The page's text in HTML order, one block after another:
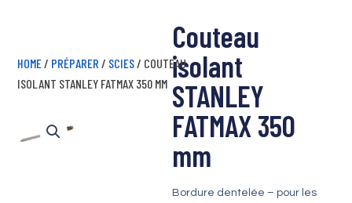
Couteau
isolant
STANLEY
FATMAX 350
mm
Bordure dentelée – pour les
HOME / PRÉPARER / SCIES / COUTEAU
ISOLANT STANLEY FATMAX 350 MM